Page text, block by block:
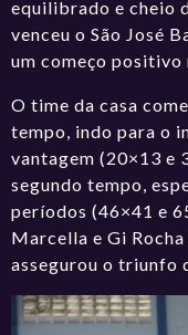
equilibrado e cheio
venceu o São José
um começo positivo
O time da casa
tempo, indo para o
vantagem (20×13 e
segundo tempo,
períodos (46×41 e
Marcella e Gi
assegurou o triunfo